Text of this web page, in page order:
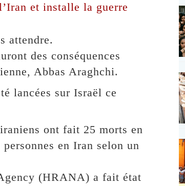
et installe la guerre
attendre.
des conséquences
Abbas Araghchi.
lancées sur Israël ce
ont fait 25 morts en
en Iran selon un
(HRANA) a fait état